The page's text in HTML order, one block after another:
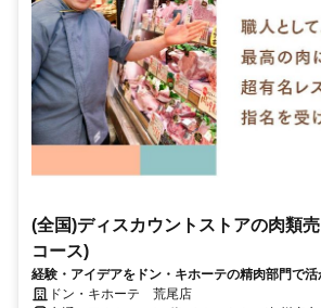
(全国)ディスカウントストアの肉類
コース)
経験・アイデアをドン・キホーテの精肉部門で活
ドン・キホーテ 荒尾店